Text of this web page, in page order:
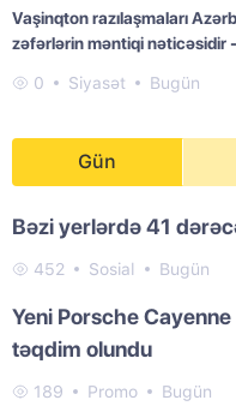
Vaşinqton razılaşmaları
zəfərlərin məntiqi nəticəsidir -
0 Siyasət Bugün
Gün
Bəzi yerlərdə 41
452 Sosial Bugün
Yeni Porsche
təqdim olundu
189 Promo Bugün